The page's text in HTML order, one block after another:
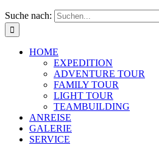
Suche nach:
HOME
EXPEDITION
ADVENTURE TOUR
FAMILY TOUR
LIGHT TOUR
TEAMBUILDING
ANREISE
GALERIE
SERVICE